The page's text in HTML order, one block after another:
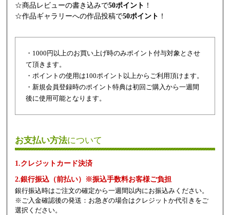
☆商品レビューの書き込みで50ポイント ！
☆作品ギャラリーへの作品投稿で50ポイント ！
・1000円以上のお買い上げ時のみポイント付与対象とさせ
て頂きます。
・ポイントの使用は100ポイント以上からご利用頂けます。
・新規会員登録時のポイント特典は初回ご購入から一週間
後に使用可能となります。
お支払い方法について
1.クレジットカード決済
2.銀行振込（前払い）※振込手数料お客様ご負担
銀行振込時はご注文の確定から一週間以内にお振込みください。
※ご入金確認後の発送：お急ぎの場合はクレジットか代引きをご
選択ください。